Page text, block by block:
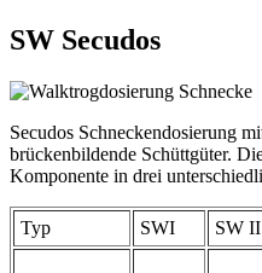
SW Secudos
Secudos Schneckendosierung
brückenbildende Schüttgüter.
Komponente in drei
Typ SWI SW II